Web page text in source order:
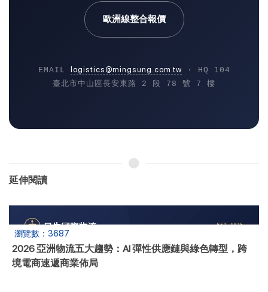
歐洲線整合報價
EMAIL logistics@mingsung.com.tw · HQ 104
臺北市中山區長安東路 2 段 78 號 7 樓
延伸閱讀
瀏覽數：4326
2026海運費用全攻略：民生國際物流教你拆解報價，THC
與碳稅避坑指南